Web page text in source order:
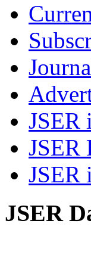
JSER
JSER
JSER
JSER